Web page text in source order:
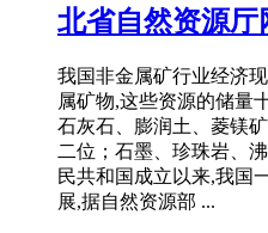
北省自然资源厅
我国非金属矿行业经济
属矿物,这些资源的储量
石灰石、膨润土、菱镁
二位；石墨、珍珠岩、
民共和国成立以来,我国
展,据自然资源部 ...